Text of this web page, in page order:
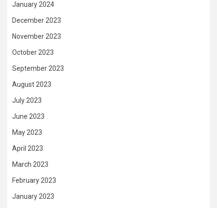
January 2024
December 2023
November 2023
October 2023
September 2023
August 2023
July 2023
June 2023
May 2023
April 2023
March 2023
February 2023
January 2023